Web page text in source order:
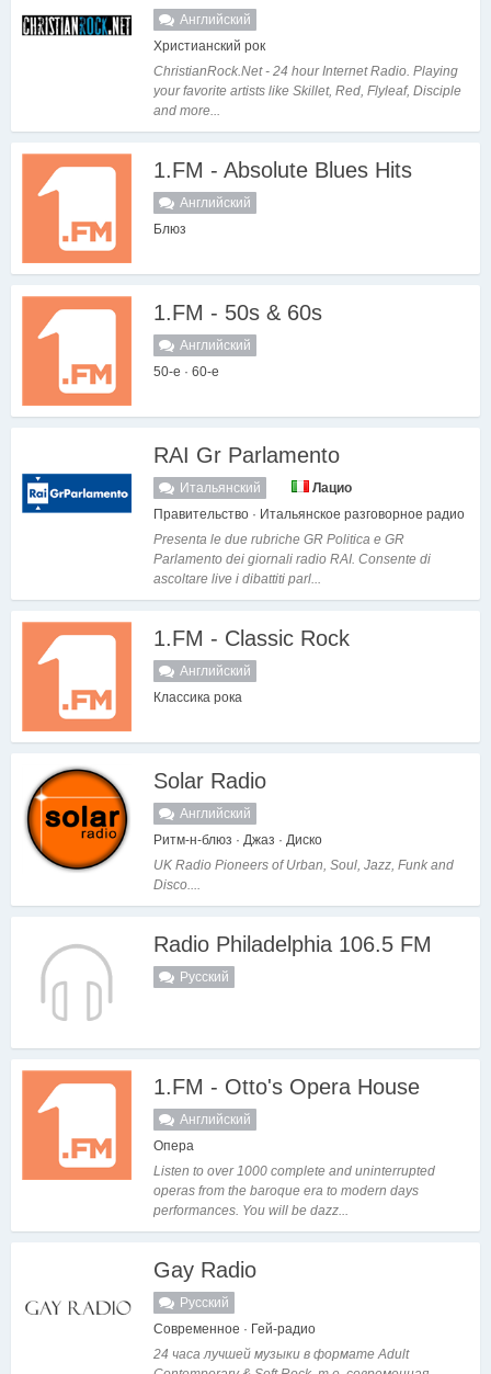
Английский
Христианский рок
ChristianRock.Net - 24 hour Internet Radio. Playing
your favorite artists like Skillet, Red, Flyleaf, Disciple
and more...
1.FM - Absolute Blues Hits
Английский
Блюз
1.FM - 50s & 60s
Английский
50-е · 60-е
RAI Gr Parlamento
Итальянский
Лацио
Правительство · Итальянское разговорное радио
Presenta le due rubriche GR Politica e GR
Parlamento dei giornali radio RAI. Consente di
ascoltare live i dibattiti parl...
1.FM - Classic Rock
Английский
Классика рока
Solar Radio
Английский
Ритм-н-блюз · Джаз · Диско
UK Radio Pioneers of Urban, Soul, Jazz, Funk and
Disco....
Radio Philadelphia 106.5 FM
Русский
1.FM - Otto's Opera House
Английский
Опера
Listen to over 1000 complete and uninterrupted
operas from the baroque era to modern days
performances. You will be dazz...
Gay Radio
Русский
Современное · Гей-радио
24 часа лучшей музыки в формате Adult